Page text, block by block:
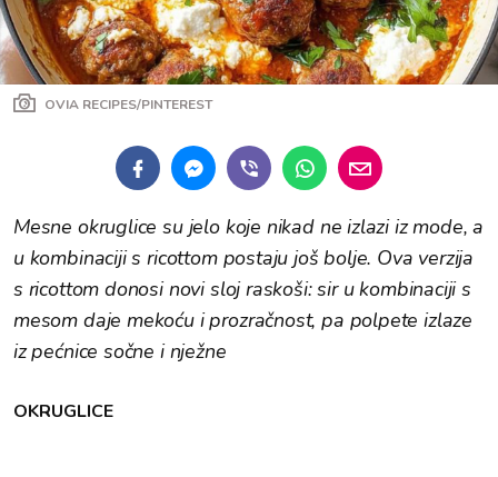
OVIA RECIPES/PINTEREST
Mesne okruglice su jelo koje nikad ne izlazi iz mode, a
u kombinaciji s ricottom postaju još bolje. Ova verzija
s ricottom donosi novi sloj raskoši: sir u kombinaciji s
mesom daje mekoću i prozračnost, pa polpete izlaze
iz pećnice sočne i nježne
OKRUGLICE